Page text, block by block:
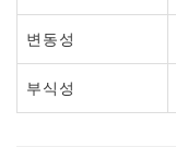
변동성
부식성